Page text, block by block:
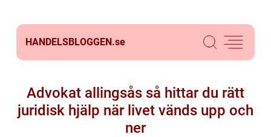
HANDELSBLOGGEN.se
Advokat allingsås så hittar du rätt
juridisk hjälp när livet vänds upp och
ner